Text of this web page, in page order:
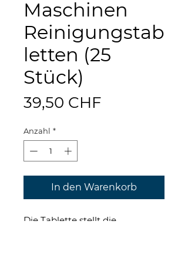
Maschinen
Reinigungstab
letten (25
Stück)
39,50 CHFPreis
Anzahl *
In den Warenkorb
Die Tablette stellt die